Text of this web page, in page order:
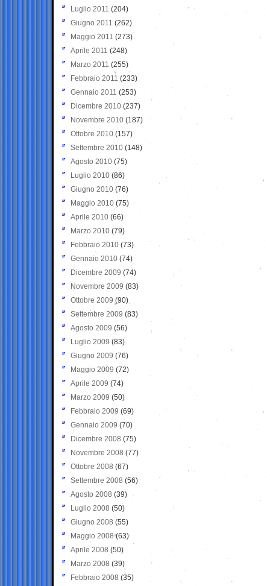
Luglio 2011 (204)
Giugno 2011 (262)
Maggio 2011 (273)
Aprile 2011 (248)
Marzo 2011 (255)
Febbraio 2011 (233)
Gennaio 2011 (253)
Dicembre 2010 (237)
Novembre 2010 (187)
Ottobre 2010 (157)
Settembre 2010 (148)
Agosto 2010 (75)
Luglio 2010 (86)
Giugno 2010 (76)
Maggio 2010 (75)
Aprile 2010 (66)
Marzo 2010 (79)
Febbraio 2010 (73)
Gennaio 2010 (74)
Dicembre 2009 (74)
Novembre 2009 (83)
Ottobre 2009 (90)
Settembre 2009 (83)
Agosto 2009 (56)
Luglio 2009 (83)
Giugno 2009 (76)
Maggio 2009 (72)
Aprile 2009 (74)
Marzo 2009 (50)
Febbraio 2009 (69)
Gennaio 2009 (70)
Dicembre 2008 (75)
Novembre 2008 (77)
Ottobre 2008 (67)
Settembre 2008 (56)
Agosto 2008 (39)
Luglio 2008 (50)
Giugno 2008 (55)
Maggio 2008(63)
Aprile 2008 (50)
Marzo 2008 (39)
Febbraio 2008 (35)